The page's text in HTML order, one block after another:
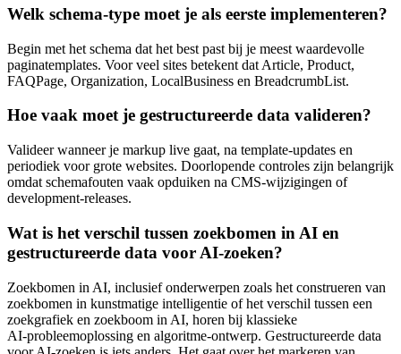
Welk schema‑type moet je als eerste implementeren?
Begin met het schema dat het best past bij je meest waardevolle
paginatemplates. Voor veel sites betekent dat Article, Product,
FAQPage, Organization, LocalBusiness en BreadcrumbList.
Hoe vaak moet je gestructureerde data valideren?
Valideer wanneer je markup live gaat, na template‑updates en
periodiek voor grote websites. Doorlopende controles zijn belangrijk
omdat schemafouten vaak opduiken na CMS‑wijzigingen of
development‑releases.
Wat is het verschil tussen zoekbomen in AI en
gestructureerde data voor AI‑zoeken?
Zoekbomen in AI, inclusief onderwerpen zoals het construeren van
zoekbomen in kunstmatige intelligentie of het verschil tussen een
zoekgrafiek en zoekboom in AI, horen bij klassieke
AI‑probleemoplossing en algoritme‑ontwerp. Gestructureerde data